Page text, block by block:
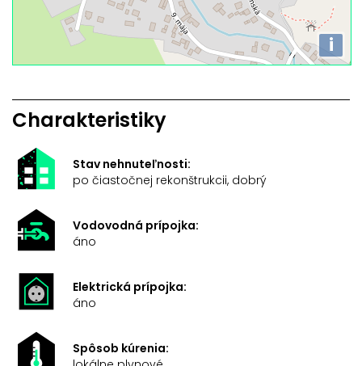
i
Charakteristiky
Stav nehnuteľnosti:
po čiastočnej rekonštrukcii, dobrý
Vodovodná prípojka:
áno
Elektrická prípojka:
áno
Spôsob kúrenia: